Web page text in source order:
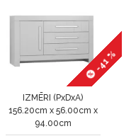
-41 %
IZMĒRI (PxDxA)
156.20cm x 56.00cm x
94.00cm